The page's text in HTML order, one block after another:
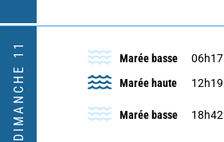
DIMANCHE 11 Marée basse 06h17
Marée haute
12h19
Marée basse 18h42